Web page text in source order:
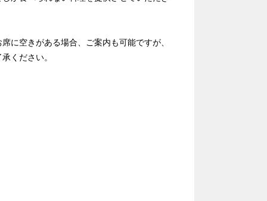
に空きがある場合、ご案内も可能ですが、
ください。